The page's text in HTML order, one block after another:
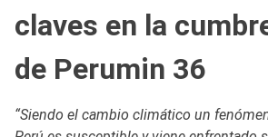
claves en la
de Perumin 36
“Siendo el cambio climático un